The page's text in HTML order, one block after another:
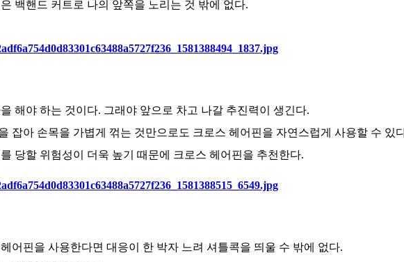
백핸드 커트로 나의 앞쪽을 노리는 것 밖에 없다.
해야 하는 것이다. 그래야 앞으로 차고 나갈 추진력이 생긴다.
아 손목을 가볍게 꺾는 것만으로도 크로스 헤어핀을 자연스럽게 사용할 수 있
당할 위험성이 더욱 높기 때문에 크로스 헤어핀을 추천한다.
핀을 사용한다면 대응이 한 박자 느려 셔틀콕을 띄울 수 밖에 없다.